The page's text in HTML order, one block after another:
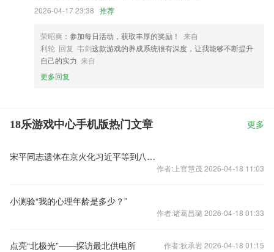
2026-04-17 23:38 推荐
荣昭爽 ：参加每日活动，获取丰厚的奖励！
来自
利轮 回复 韦剑这款游戏的养成系统很有深度，让我能够不断提升
自己的实力 来自
更多回复
18乐游戏中心手机版热门文章 更多
宋平同志遗体在京火化习近平等到八宝山革命公墓送别
作者:上官慧茂 2026-04-18 11:03
小测验“我的心理年龄是多少？”
作者:诸葛昌璐 2026-04-18 01:33
点亮“北极光”——探访最北供电所 作者:狄承岩 2026-04-18 01:15